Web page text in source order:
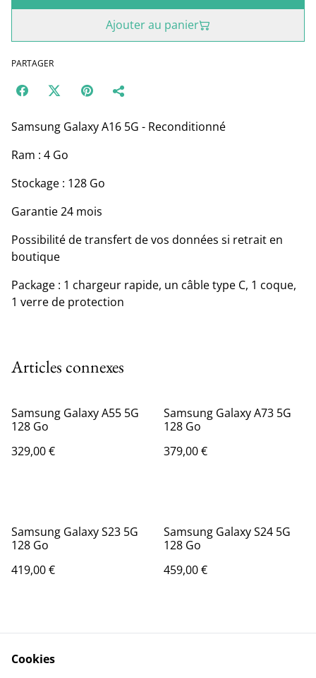
Ajouter au panier
PARTAGER
Samsung Galaxy A16 5G - Reconditionné
Ram : 4 Go
Stockage : 128 Go
Garantie 24 mois
Possibilité de transfert de vos données si retrait en
boutique
Package : 1 chargeur rapide, un câble type C, 1 coque,
1 verre de protection
Articles connexes
Samsung Galaxy A55 5G
128 Go
329,00 €
Samsung Galaxy A73 5G
128 Go
379,00 €
Samsung Galaxy S23 5G
128 Go
419,00 €
Samsung Galaxy S24 5G
128 Go
459,00 €
Cookies